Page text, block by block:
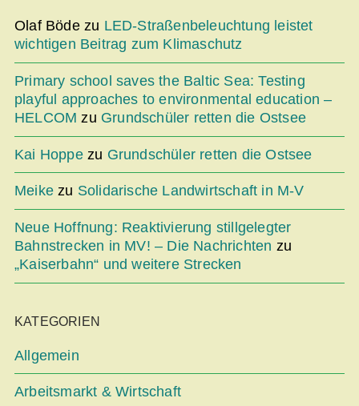
Olaf Bödezu LED-Straßenbeleuchtung leistet
wichtigen Beitrag zum Klimaschutz
Primary school saves the Baltic Sea: Testing
playful approaches to environmental education –
HELCOM zu Grundschüler retten die Ostsee
Kai Hoppezu Grundschüler retten die Ostsee
Meike zu Solidarische Landwirtschaft in M-V
Neue Hoffnung: Reaktivierung stillgelegter
Bahnstrecken in MV! – Die Nachrichten zu
„Kaiserbahn“ und weitere Strecken
KATEGORIEN
Allgemein
Arbeitsmarkt & Wirtschaft